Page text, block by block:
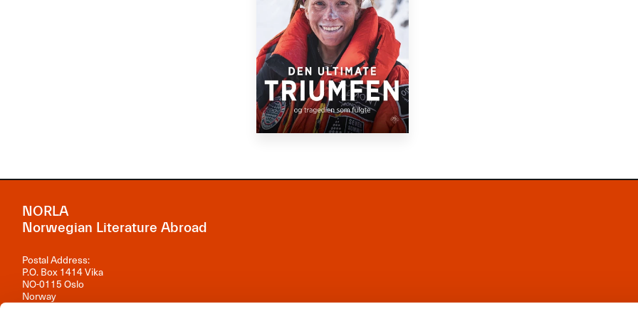
NORLA
Norwegian Literature Abroad
Postal Address:
P.O. Box 1414 Vika
NO-0115 Oslo
Norway